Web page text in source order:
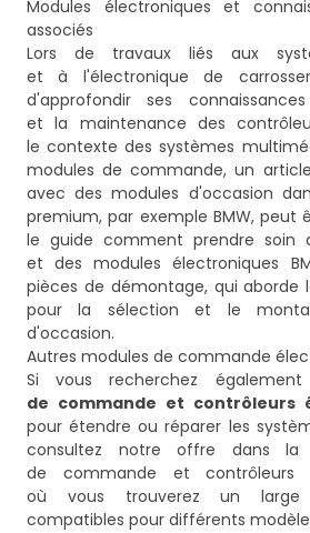
Modules électroniques et
associés
Lors de travaux liés aux
et à l'électronique de
d'approfondir ses
et la maintenance des
le contexte des systèmes
modules de commande, un
avec des modules d'occasion
premium, par exemple BMW, peut
le guide comment prendre soin
et des modules électroniques
pièces de démontage, qui aborde
pour la sélection et le
d'occasion.
Autres modules de commande
Si vous recherchez
de commande et contrôleurs
pour étendre ou réparer les
consultez notre offre dans la
de commande et contrôleurs
où vous trouverez un large
compatibles pour différents